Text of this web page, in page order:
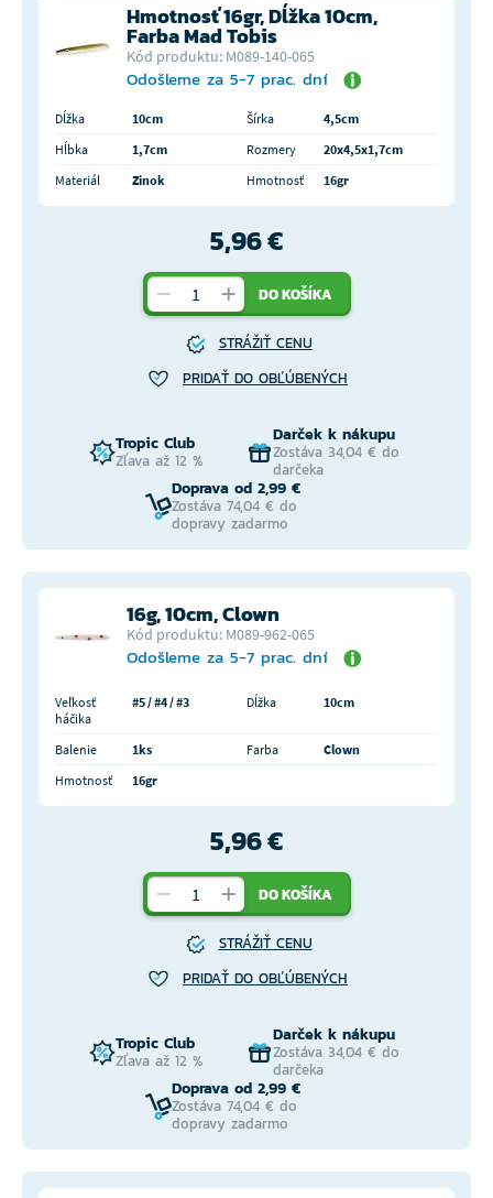
Hmotnosť 16gr, Dĺžka 10cm,
Farba Mad Tobis
Kód produktu: M089-140-065
Odošleme za 5-7 prac. dní
Dĺžka 10cm Šírka
4,5cm
Hĺbka
1,7cm Rozmery
20x4,5x1,7cm
Materiál
Zinok Hmotnosť 16gr
5,96 €
DO KOŠÍKA
STRÁŽIŤ CENU
PRIDAŤ DO OBĽÚBENÝCH
Tropic Club
Zľava až 12 %
Darček k nákupu
Zostáva 34,04 € do
darčeka
Doprava od 2,99 €
Zostáva 74,04 € do
dopravy zadarmo
16g, 10cm, Clown
Kód produktu: M089-962-065
Odošleme za 5-7 prac. dní
Veľkosť
háčika
#5 / #4 / #3 Dĺžka 10cm
Balenie 1ks Farba
Clown
Hmotnosť
16gr
5,96 €
DO KOŠÍKA
STRÁŽIŤ CENU
PRIDAŤ DO OBĽÚBENÝCH
Tropic Club
Zľava až 12 %
Darček k nákupu
Zostáva 34,04 € do
darčeka
Doprava od 2,99 €
Zostáva 74,04 € do
dopravy zadarmo